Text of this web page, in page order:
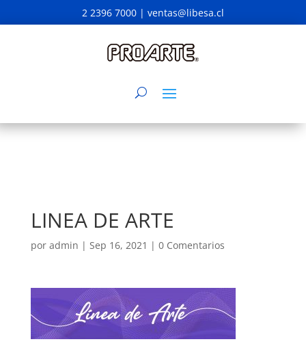
2 2396 7000 | ventas@libesa.cl
LINEA DE ARTE
por admin | Sep 16, 2021 | 0 Comentarios